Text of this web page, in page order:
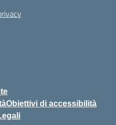
Obiettivi di accessibilità